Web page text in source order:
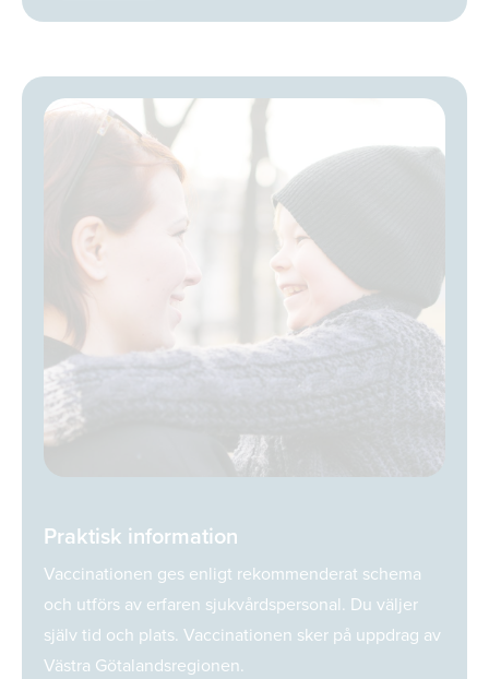
Praktisk information
Vaccinationen ges enligt rekommenderat schema
och utförs av erfaren sjukvårdspersonal. Du väljer
själv tid och plats. Vaccinationen sker på uppdrag av
Västra Götalandsregionen.